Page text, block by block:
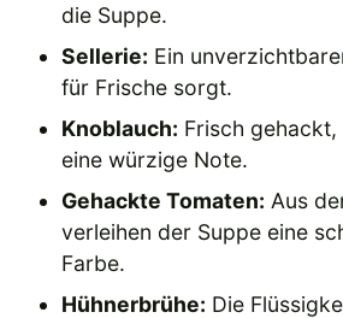
die Suppe.
Sellerie: Ein
für Frische sorgt.
Knoblauch: Frisch
eine würzige Note.
Gehackte Tomaten: Aus
verleihen der Suppe eine
Farbe.
Hühnerbrühe: Die